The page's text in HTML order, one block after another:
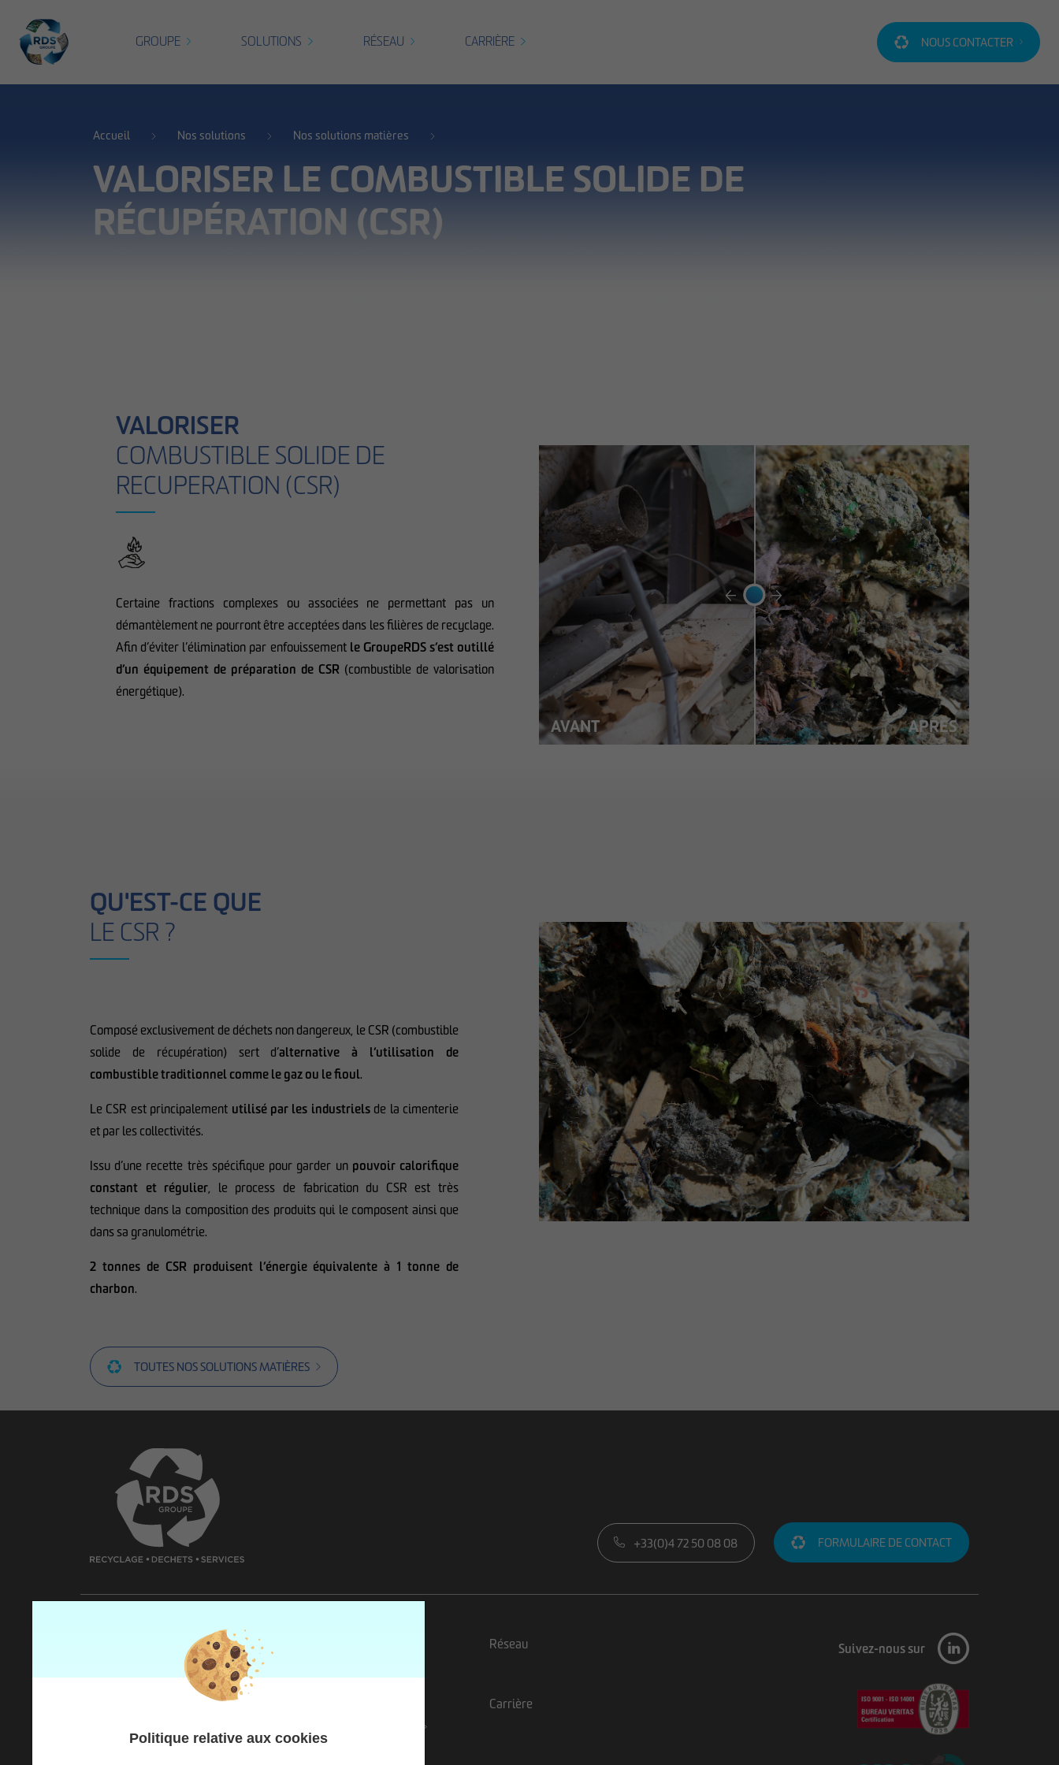
GROUPE SOLUTIONS RÉSEAU CARRIÈRE NOUS CONTACTER
Accueil Nos solutions Nos solutions matières
VALORISER LE COMBUSTIBLE SOLIDE DE
RÉCUPÉRATION (CSR)
VALORISER
COMBUSTIBLE SOLIDE DE
RECUPERATION (CSR)
Certaine fractions complexes ou associées ne permettant pas un
démantèlement ne pourront être acceptées dans les filières de recyclage.
Afin d’éviter l’élimination par enfouissement le GroupeRDS s’est outillé
d’un équipement de préparation de CSR (combustible de valorisation
énergétique).
QU'EST-CE QUE
LE CSR ?
Composé exclusivement de déchets non dangereux, le CSR (combustible
solide de récupération) sert d’alternative à l’utilisation de
combustible traditionnel comme le gaz ou le fioul.
Le CSR est principalement utilisé par les industrielsde la cimenterie
et par les collectivités.
Issu d’une recette très spécifique pour garder un pouvoir calorifique
constant et régulier , le process de fabrication du CSR est très
technique dans la composition des produits qui le composent ainsi que
dans sa granulométrie.
2 tonnes de CSR produisent l’énergie équivalente à 1 tonne de
charbon.
TOUTES NOS SOLUTIONS MATIÈRES
+33(0)4 72 50 08 08 FORMULAIRE DE CONTACT
Réseau
Carrière
Suivez-nous sur
Politique relative aux cookies